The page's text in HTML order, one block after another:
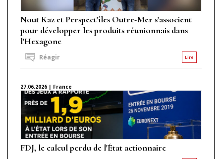
Nout Kaz et Perspect'îles Outre-Mer s'associent
pour développer les produits réunionnais dans
l'Hexagone
Lire
Réagir
27.06.2026 | France
FDJ, le calcul perdu de l'État actionnaire